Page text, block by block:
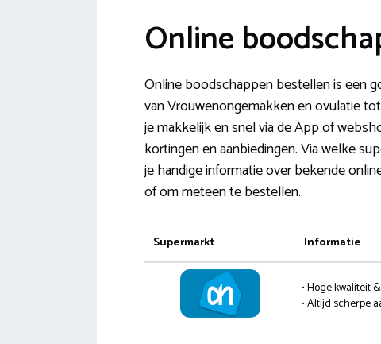
Online
Online boodschappen bestellen is een
van Vrouwenongemakken en ovulatie
je makkelijk en snel via de App of
kortingen en aanbiedingen. Via welke
je handige informatie over bekende
of om meteen te bestellen.
Supermarkt Informatie
• Hoge kwaliteit
• Altijd scherpe